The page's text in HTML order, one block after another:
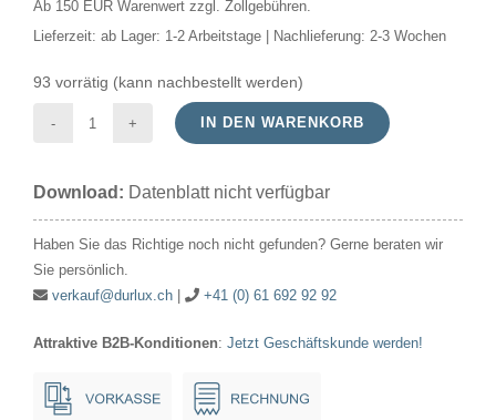
Ab 150 EUR Warenwert zzgl. Zollgebühren.
Lieferzeit: ab Lager: 1-2 Arbeitstage | Nachlieferung: 2-3 Wochen
93 vorrätig (kann nachbestellt werden)
166mA/2W
S8.5
Menge
IN DEN WARENKORB
Download: Datenblatt nicht verfügbar
Haben Sie das Richtige noch nicht gefunden? Gerne beraten wir
Sie persönlich.
verkauf@durlux.ch| +41 (0) 61 692 92 92
Attraktive B2B-Konditionen: Jetzt Geschäftskunde werden!